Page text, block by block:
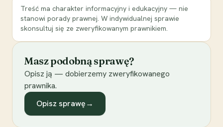
Treść ma charakter informacyjny i edukacyjny — nie
stanowi porady prawnej. W indywidualnej sprawie
skonsultuj się ze zweryfikowanym prawnikiem.
Masz podobną sprawę?
Opisz ją — dobierzemy zweryfikowanego
prawnika.
Opisz sprawę→